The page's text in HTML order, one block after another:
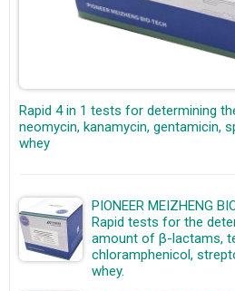
Rapid 4 in 1 tests for determining
neomycin, kanamycin, gentamicin,
whey
PIONEER MEIZHENG
Rapid tests for the
amount of β-lactams,
chloramphenicol,
whey.